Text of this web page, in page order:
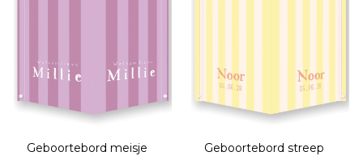
Geboortebord meisje
Geboortebord streep